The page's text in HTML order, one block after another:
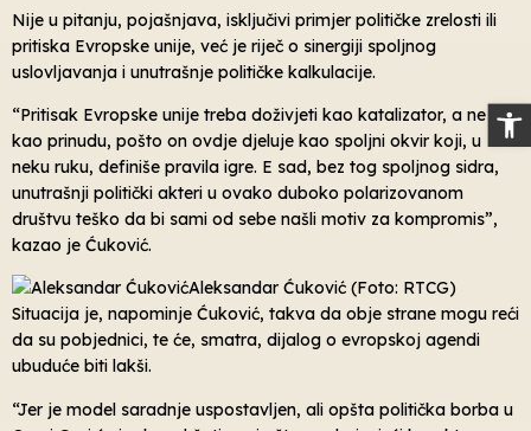
Nije u pitanju, pojašnjava, isključivi primjer političke zrelosti ili
pritiska Evropske unije, već je riječ o sinergiji spoljnog
uslovljavanja i unutrašnje političke kalkulacije.
“Pritisak Evropske unije treba doživjeti kao katalizator, a ne
kao prinudu, pošto on ovdje djeluje kao spoljni okvir koji, u
neku ruku, definiše pravila igre. E sad, bez tog spoljnog sidra,
unutrašnji politički akteri u ovako duboko polarizovanom
društvu teško da bi sami od sebe našli motiv za kompromis”,
kazao je Ćuković.
Aleksandar Ćuković (Foto: RTCG)
Situacija je, napominje Ćuković, takva da obje strane mogu reći
da su pobjednici, te će, smatra, dijalog o evropskoj agendi
ubuduće biti lakši.
“Jer je model saradnje uspostavljen, ali opšta politička borba u